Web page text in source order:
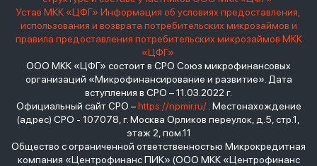
Устав МКК «ЦФГ» Информация об условиях предоставления,
использования и возврата потребительских микрозаймов и
правила предоставления потребительских микрозаймов МКК
«ЦФГ»
ООО МКК «ЦФГ» состоит в СРО Союз микрофинансовых
организаций «Микрофинансирование и развитие». Дата
вступления в СРО – 11.03.2022 г.
Официальный сайт СРО –https://npmir.ru/. Местонахождение
(адрес) СРО - 107078, г. Москва Орликов переулок, д.5, стр.1,
этаж 2, пом.11
Общество с ограниченной ответственностью Микрокредитная
компания «Центрофинанс ПИК» (ООО МКК «Центрофинанс